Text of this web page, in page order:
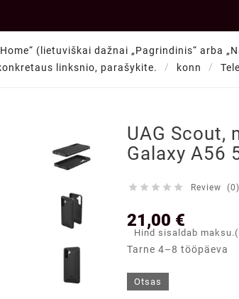
(lietuviškai dažnai „Pagrindinis“ arba
linksnio, parašykite.
konn
UAG Scout,
Galaxy A56
     Review (0)
21,00 €
Hind sisaldab
Tarne 4–8 tööpäeva
Otsas